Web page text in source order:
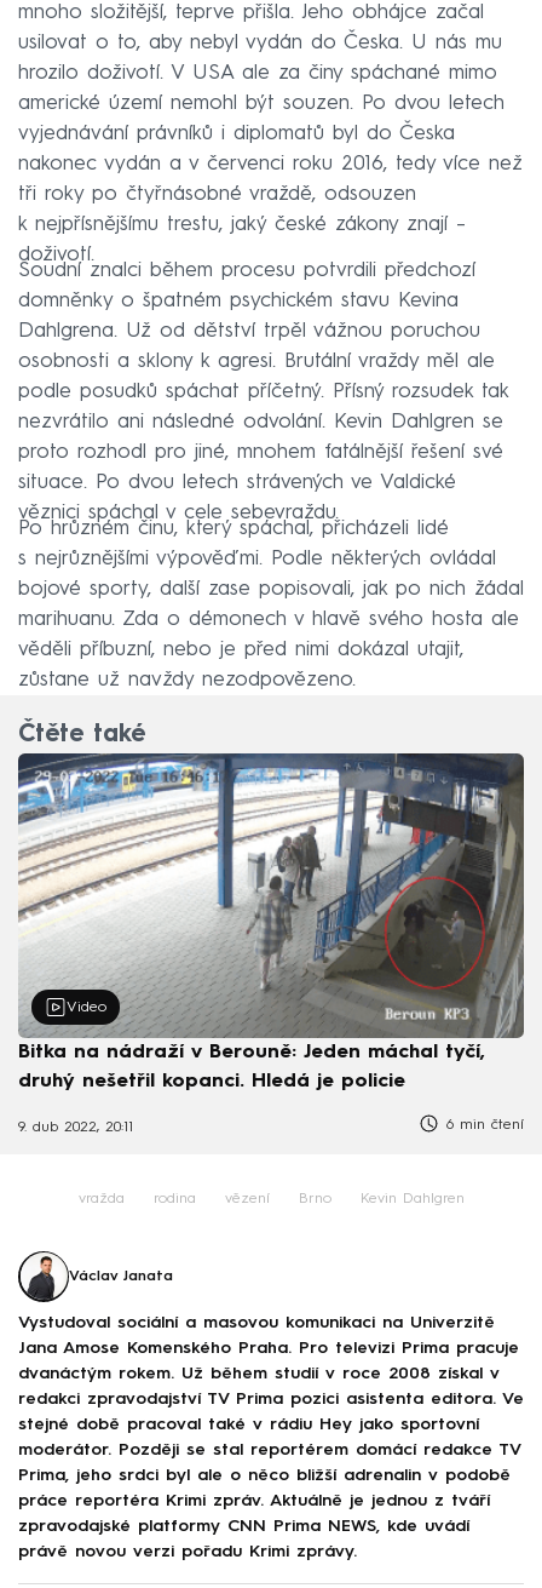
mnoho složitější, teprve přišla. Jeho obhájce začal
usilovat o to, aby nebyl vydán do Česka. U nás mu
hrozilo doživotí. V USA ale za činy spáchané mimo
americké území nemohl být souzen. Po dvou letech
vyjednávání právníků i diplomatů byl do Česka
nakonec vydán a v červenci roku 2016, tedy více než
tři roky po čtyřnásobné vraždě, odsouzen
k nejpřísnějšímu trestu, jaký české zákony znají –
doživotí.
Soudní znalci během procesu potvrdili předchozí
domněnky o špatném psychickém stavu Kevina
Dahlgrena. Už od dětství trpěl vážnou poruchou
osobnosti a sklony k agresi. Brutální vraždy měl ale
podle posudků spáchat příčetný. Přísný rozsudek tak
nezvrátilo ani následné odvolání. Kevin Dahlgren se
proto rozhodl pro jiné, mnohem fatálnější řešení své
situace. Po dvou letech strávených ve Valdické
věznici spáchal v cele sebevraždu.
Po hrůzném činu, který spáchal, přicházeli lidé
s nejrůznějšími výpověďmi. Podle některých ovládal
bojové sporty, další zase popisovali, jak po nich žádal
marihuanu. Zda o démonech v hlavě svého hosta ale
věděli příbuzní, nebo je před nimi dokázal utajit,
zůstane už navždy nezodpovězeno.
Čtěte také
Video
Bitka na nádraží v Berouně: Jeden máchal tyčí,
druhý nešetřil kopanci. Hledá je policie
9. dub 2022, 20:11 6 min čtení
vražda rodina vězení Brno Kevin Dahlgren
Václav Janata
Vystudoval sociální a masovou komunikaci na Univerzitě
Jana Amose Komenského Praha. Pro televizi Prima pracuje
dvanáctým rokem. Už během studií v roce 2008 získal v
redakci zpravodajství TV Prima pozici asistenta editora. Ve
stejné době pracoval také v rádiu Hey jako sportovní
moderátor. Později se stal reportérem domácí redakce TV
Prima, jeho srdci byl ale o něco bližší adrenalin v podobě
práce reportéra Krimi zpráv. Aktuálně je jednou z tváří
zpravodajské platformy CNN Prima NEWS, kde uvádí
právě novou verzi pořadu Krimi zprávy.